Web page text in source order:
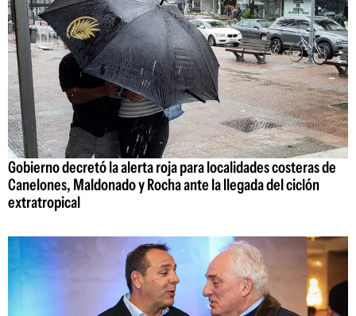
Gobierno decretó la alerta roja para localidades costeras de
Canelones, Maldonado y Rocha ante la llegada del ciclón
extratropical